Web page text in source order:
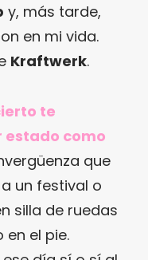
y, más tarde,
en mi vida.
Kraftwerk.
te
estado como
que
un festival o
silla de ruedas
en el pie.